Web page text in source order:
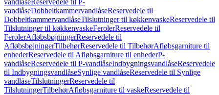
vandlåseReservedele til P-
vandlåseDobbeltkammervandlåseReservedele til
DobbeltkammervandlåseTilslutninger til køkkenvaskeReservedele til
Tilslutninger til køkkenvaskeFerolerReservedele til
FerolerAfløbsbøjningerReservedele til
AfløbsbøjningerTilbehørReservedele til TilbehørAfløbsgarniture til
enhederReservedele til Afløbsgarniture til enhederP-
vandlåseReservedele til P-vandlåseIndbygningsvandlåseReservedele
til IndbygningsvandlåseSynlige vandlåseReservedele til Synlige
vandlåseTilslutningerReservedele til
TilslutningerTilbehørAfløbsgarniture til vaskeReservedele til